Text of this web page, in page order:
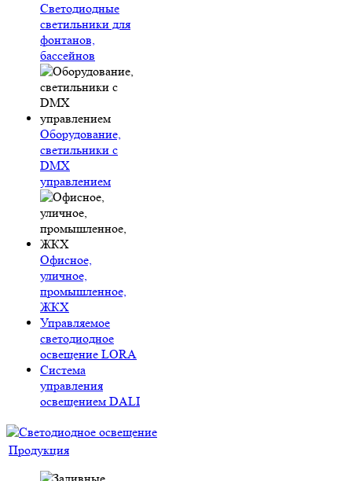
Светодиодные
светильники для
фонтанов,
бассейнов
Оборудование,
светильники с
DMX
управлением
Офисное,
уличное,
промышленное,
ЖКХ
Управляемое
светодиодное
освещение LORA
Система
управления
освещением DALI
Продукция